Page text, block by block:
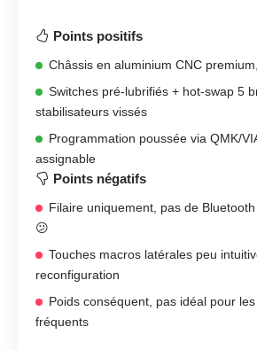
Points positifs
Châssis en aluminium CNC
Switches pré-lubrifiés + hot-swap 5
stabilisateurs vissés
Programmation poussée via QMK/
assignable
Points négatifs
Filaire uniquement, pas de
😕
Touches macros latérales peu
reconfiguration
Poids conséquent, pas idéal pour
fréquents